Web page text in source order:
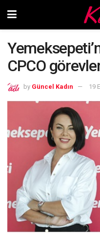
CPCO
by Güncel Kadın 19